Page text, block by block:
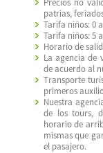
Precios no
patrias,
Tarifa niños: 0
Tarifa niños: 5
Horario de
La agencia de
de acuerdo al
Transporte
primeros
Nuestra
de los tours,
horario de
mismas que
el pasajero.